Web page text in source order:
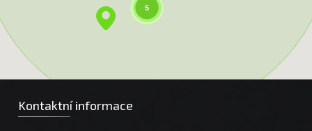
5
Kontaktní informace